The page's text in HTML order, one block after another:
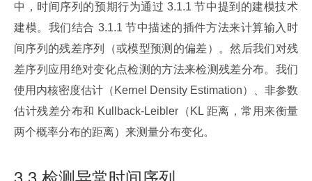
中，时间序列的预期行为通过 3.1.1 节中提到的建模技术
建模。我们结合 3.1.1 节中描述的插件方法来计算输入时
间序列的残差序列（或模型预测的偏差）。然后我们对残
差序列应用绝对变化点检测的方法来检测残差分布。我们
使用内核密度估计（Kernel Density Estimation）、非参数
估计残差分布和 Kullback-Leibler（KL 距离，常用来衡量
两个概率分布的距离）来测量分布变化。